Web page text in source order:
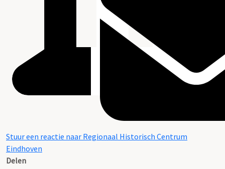
Stuur een reactie naar Regionaal Historisch Centrum
Eindhoven
Delen